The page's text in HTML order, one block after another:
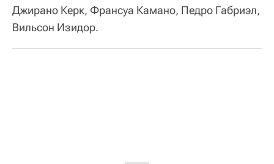
Джирано Керк, Франсуа Камано, Педро Габриэл,
Вильсон Изидор.